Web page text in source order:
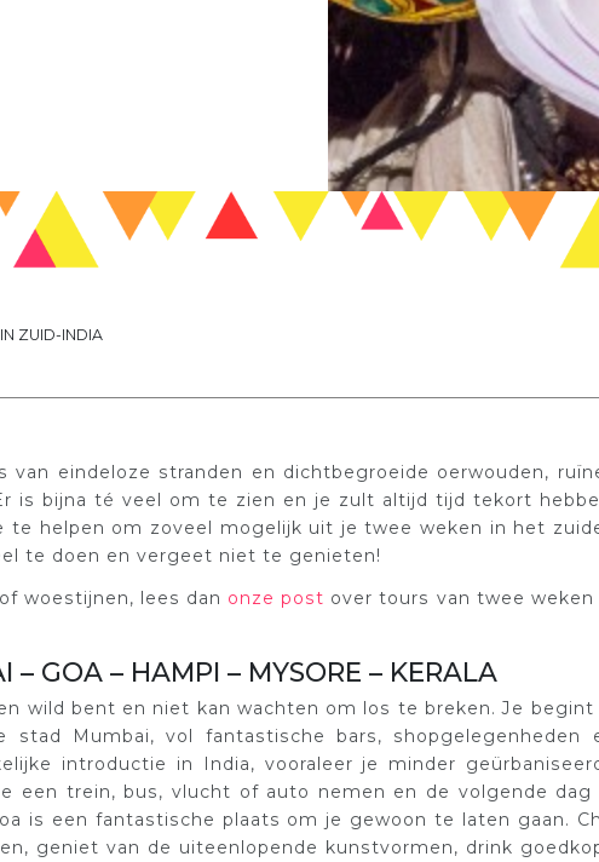
ZUID-INDIA
van eindeloze stranden en dichtbegroeide oerwouden,
is bijna té veel om te zien en je zult altijd tijd tekort
te helpen om zoveel mogelijk uit je twee weken in het
te doen en vergeet niet te genieten!
woestijnen, lees dan onze post over tours van twee weken
– GOA – HAMPI – MYSORE – KERALA
wild bent en niet kan wachten om los te breken. Je begint
stad Mumbai, vol fantastische bars, shopgelegenheden
introductie in India, vooraleer je minder
een trein, bus, vlucht of auto nemen en de volgende dag
is een fantastische plaats om je gewoon te laten gaan.
geniet van de uiteenlopende kunstvormen, drink